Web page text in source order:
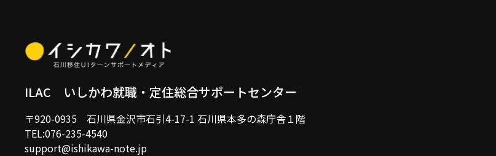
ILAC いしかわ就職・定住総合サポートセンター
〒920-0935 石川県金沢市石引4-17-1 石川県本多の森庁舎１階
TEL:076-235-4540
support@ishikawa-note.jp